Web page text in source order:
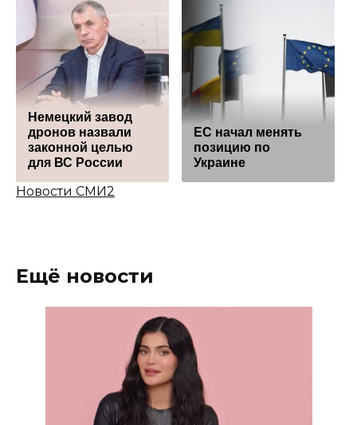
Немецкий завод
дронов назвали
законной целью
для ВС России
ЕС начал менять
позицию по
Украине
Новости СМИ2
Ещё новости